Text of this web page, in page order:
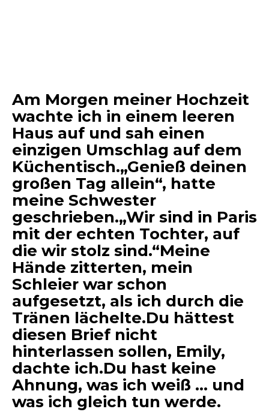
Am Morgen meiner Hochzeit
wachte ich in einem leeren
Haus auf und sah einen
einzigen Umschlag auf dem
Küchentisch.„Genieß deinen
großen Tag allein“, hatte
meine Schwester
geschrieben.„Wir sind in Paris
mit der echten Tochter, auf
die wir stolz sind.“Meine
Hände zitterten, mein
Schleier war schon
aufgesetzt, als ich durch die
Tränen lächelte.Du hättest
diesen Brief nicht
hinterlassen sollen, Emily,
dachte ich.Du hast keine
Ahnung, was ich weiß … und
was ich gleich tun werde.